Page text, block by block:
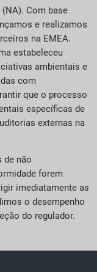
Com base
e realizamos
na EMEA.
estabeleceu
ambientais e
com
que o processo
específicas de
externas na
de não
forem
imediatamente as
o desempenho
do regulador.